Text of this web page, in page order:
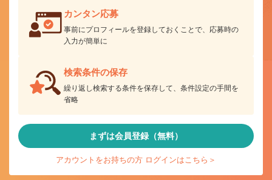
カンタン応募
事前にプロフィールを登録しておくことで、応募時の
入力が簡単に
検索条件の保存
繰り返し検索する条件を保存して、条件設定の手間を
省略
まずは会員登録（無料）
アカウントをお持ちの方 ログインはこちら＞